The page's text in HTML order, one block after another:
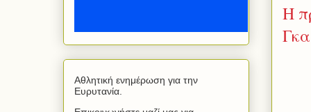
Η
Αθλητική ενημέρωση για την
Ευρυτανία.